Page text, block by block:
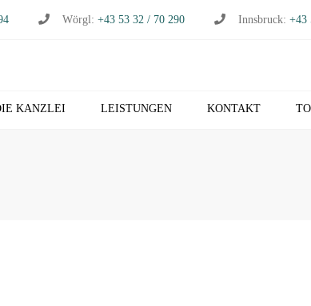
Wörgl: +43 53 32 / 70 290 Innsbruck: +43
KANZLEI LEISTUNGEN KONTAKT